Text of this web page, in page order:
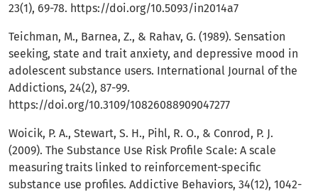
23(1), 69-78. https://doi.org/10.5093/in2014a7
Teichman, M., Barnea, Z., & Rahav, G. (1989). Sensation
seeking, state and trait anxiety, and depressive mood in
adolescent substance users. International Journal of the
Addictions, 24(2), 87-99.
https://doi.org/10.3109/10826088909047277
Woicik, P. A., Stewart, S. H., Pihl, R. O., & Conrod, P. J.
(2009). The Substance Use Risk Profile Scale: A scale
measuring traits linked to reinforcement-specific
substance use profiles. Addictive Behaviors, 34(12), 1042-